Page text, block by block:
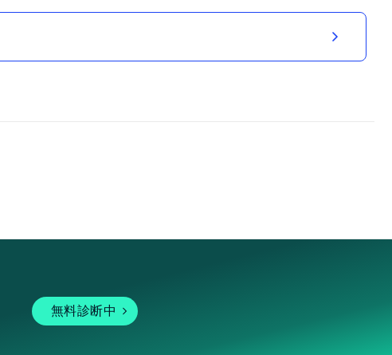
無料診断中